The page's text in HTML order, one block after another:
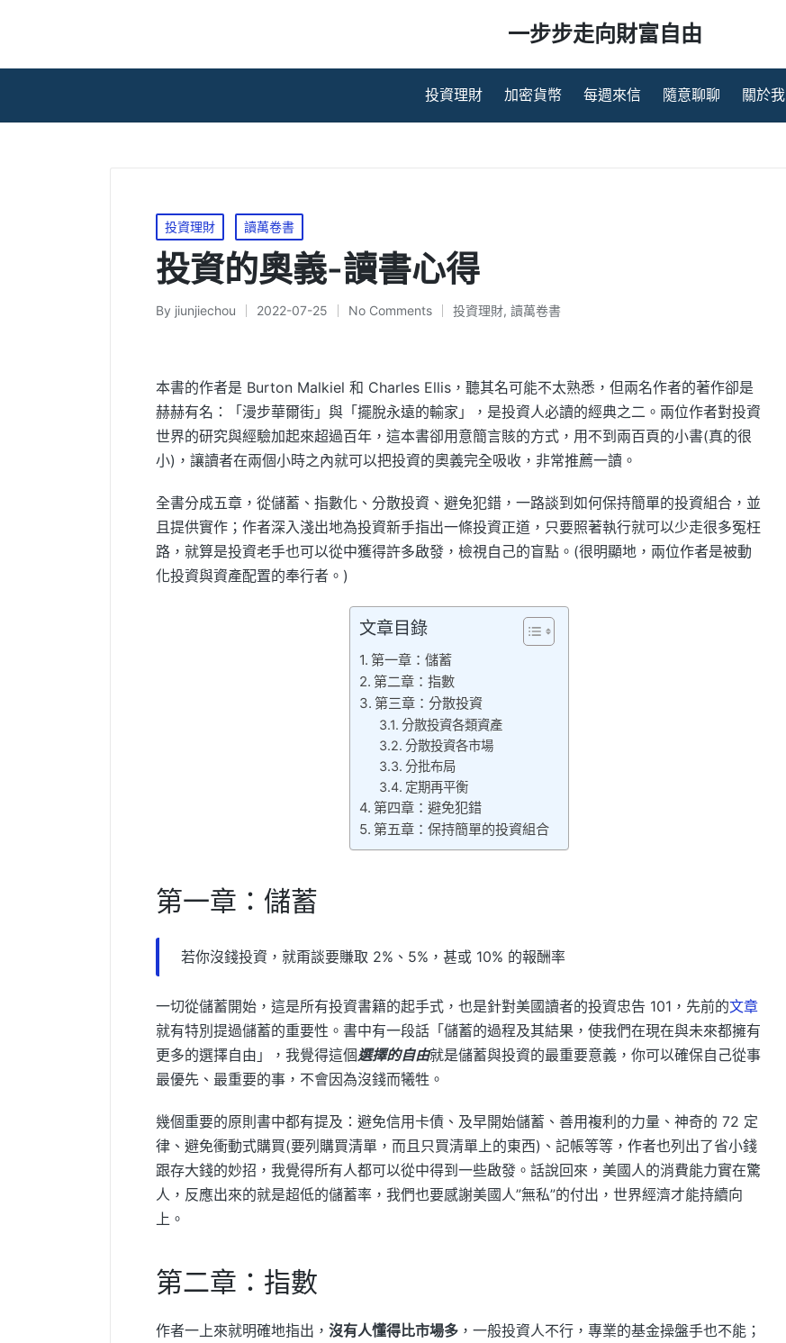
一步步走向財富自由
投資理財 加密貨幣 每週來信 隨意聊聊 關於我
Posted
in
投資理財 讀萬卷書
投資的奧義-讀書心得
Posted
By jiunjiechou 2022-07-25 No Comments
Posted
投資理財, 讀萬卷書
本書的作者是 Burton Malkiel 和 Charles Ellis，聽其名可能不太熟悉，但兩名作者的著作卻是
赫赫有名：「漫步華爾街」與「擺脫永遠的輸家」，是投資人必讀的經典之二。兩位作者對投資
世界的研究與經驗加起來超過百年，這本書卻用意簡言賅的方式，用不到兩百頁的小書(真的很
小)，讓讀者在兩個小時之內就可以把投資的奧義完全吸收，非常推薦一讀。
全書分成五章，從儲蓄、指數化、分散投資、避免犯錯，一路談到如何保持簡單的投資組合，並
且提供實作；作者深入淺出地為投資新手指出一條投資正道，只要照著執行就可以少走很多冤枉
路，就算是投資老手也可以從中獲得許多啟發，檢視自己的盲點。(很明顯地，兩位作者是被動
化投資與資產配置的奉行者。)
文章目錄
第一章：儲蓄
第二章：指數
第三章：分散投資
分散投資各類資產
分散投資各市場
分批布局
定期再平衡
第四章：避免犯錯
第五章：保持簡單的投資組合
第一章：儲蓄
若你沒錢投資，就甭談要賺取 2%、5%，甚或 10% 的報酬率
一切從儲蓄開始，這是所有投資書籍的起手式，也是針對美國讀者的投資忠告 101，先前的文章
就有特別提過儲蓄的重要性。書中有一段話「儲蓄的過程及其結果，使我們在現在與未來都擁有
更多的選擇自由」，我覺得這個選擇的自由就是儲蓄與投資的最重要意義，你可以確保自己從事
最優先、最重要的事，不會因為沒錢而犧牲。
幾個重要的原則書中都有提及：避免信用卡債、及早開始儲蓄、善用複利的力量、神奇的 72 定
律、避免衝動式購買(要列購買清單，而且只買清單上的東西)、記帳等等，作者也列出了省小錢
跟存大錢的妙招，我覺得所有人都可以從中得到一些啟發。話說回來，美國人的消費能力實在驚
人，反應出來的就是超低的儲蓄率，我們也要感謝美國人”無私”的付出，世界經濟才能持續向
上。
第二章：指數
作者一上來就明確地指出， 沒有人懂得比市場多 ，一般投資人不行，專業的基金操盤手也不能；